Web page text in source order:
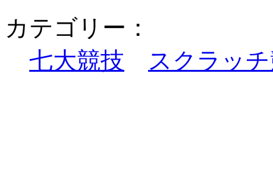
カテゴリー：
七大競技
スクラッ